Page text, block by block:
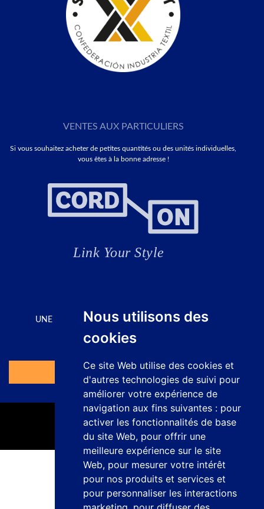
Nous utilisons des
cookies
Ce site Web utilise des cookies et
d'autres technologies de suivi pour
améliorer votre expérience de
navigation aux fins suivantes : pour
activer les fonctionnalités de base
du site Web, pour offrir une
meilleure expérience sur le site
Web, pour mesurer votre intérêt
pour nos produits et services et
pour personnaliser les interactions
VENTES AUX PARTICULIERS
Si vous souhaitez acheter de petites quantités ou des unités individuelles,
vous êtes à la bonne adresse !
UNE SOLUTION POUR CHAQUE APPLICATION
Demandez votre devis ici
Accéder au Formulaire
Politique de confidentialité
Mentions légales
Politique sur les cookies